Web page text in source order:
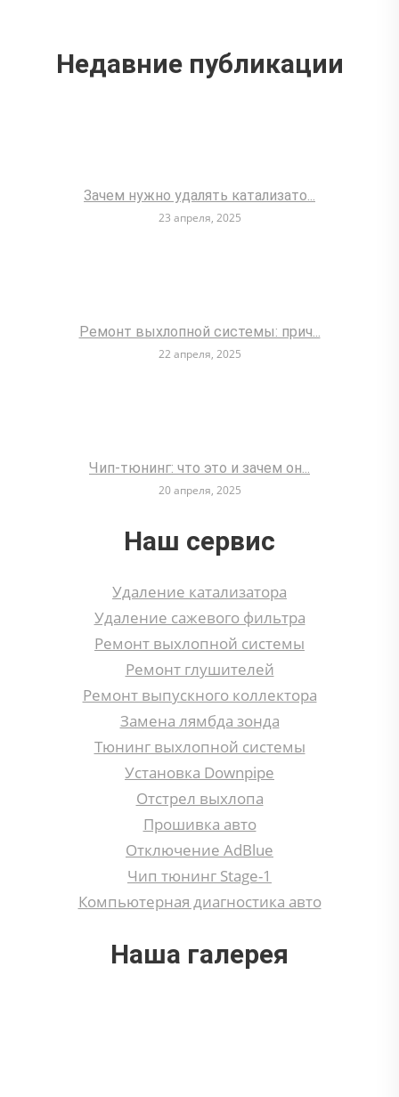
Недавние публикации
Зачем нужно удалять катализато...
23 апреля, 2025
Ремонт выхлопной системы: прич...
22 апреля, 2025
Чип-тюнинг: что это и зачем он...
20 апреля, 2025
Наш сервис
Удаление катализатора
Удаление сажевого фильтра
Ремонт выхлопной системы
Ремонт глушителей
Ремонт выпускного коллектора
Замена лямбда зонда
Тюнинг выхлопной системы
Установка Downpipe
Отстрел выхлопа
Прошивка авто
Отключение AdBlue
Чип тюнинг Stage-1
Компьютерная диагностика авто
Наша галерея